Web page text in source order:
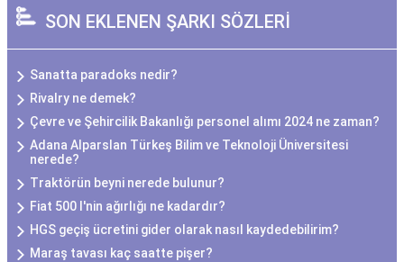
SON EKLENEN ŞARKI SÖZLERİ
Sanatta paradoks nedir?
Rivalry ne demek?
Çevre ve Şehircilik Bakanlığı personel alımı 2024 ne zaman?
Adana Alparslan Türkeş Bilim ve Teknoloji Üniversitesi
nerede?
Traktörün beyni nerede bulunur?
Fiat 500 l'nin ağırlığı ne kadardır?
HGS geçiş ücretini gider olarak nasıl kaydedebilirim?
Maraş tavası kaç saatte pişer?